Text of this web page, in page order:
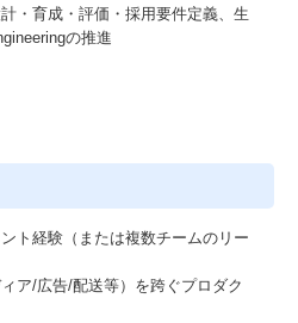
・育成・評価・採用要件定義、生
の推進
ト経験（または複数チームのリー
ア/広告/配送等）を跨ぐプロダク